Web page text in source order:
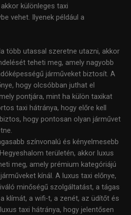
különleges taxi
vehet. Ilyenek például a
több utassal szeretne utazni, akkor
teheti meg, amely nagyobb
járműveket biztosít. A
hogy olcsóbban juthat el
pontjára, mint ha külön taxikat
taxi hátránya, hogy előre kell
hogy pontosan olyan járművet
színvonalú és kényelmesebb
területén, akkor luxus
meg, amely prémium kategóriájú
kínál. A luxus taxi előnye,
minőségű szolgáltatást, a tágas
klímát, a wifi-t, a zenét, az üdítőt és
taxi hátránya, hogy jelentősen